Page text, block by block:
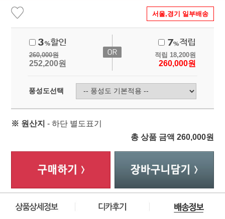
서울,경기 일부배송
260,000원
252,200원
적립 18,200원
260,000원
풍성도선택
※ 원산지 - 하단 별도표기
총 상품 금액 260,000원